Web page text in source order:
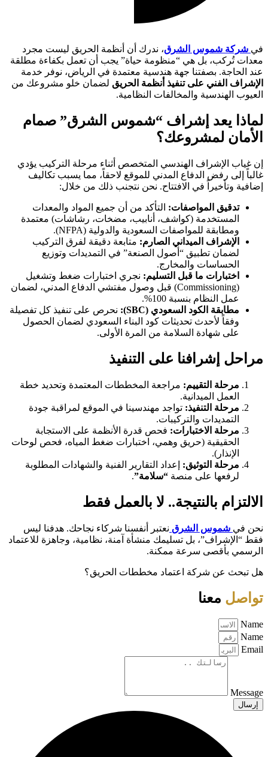
في شركة شموس الشرق، ندرك أن أنظمة الحريق ليست مجرد
معدات تُركب، بل هي “منظومة حياة” يجب أن تعمل بكفاءة مطلقة
عند الحاجة. بصفتنا جهة هندسية معتمدة في الرياض، نوفر خدمة
الإشراف الفني على تنفيذ أنظمة الحريق لضمان خلو مشروعك من
العيوب الهندسية والمخالفات النظامية.
لماذا يعد إشراف “شموس الشرق” صمام
الأمان لمشروعك؟
إن غياب الإشراف الهندسي المتخصص أثناء مرحلة التركيب يؤدي
غالباً إلى رفض الدفاع المدني للموقع لاحقاً، مما يسبب تكاليف
إضافية وتأخيراً في الافتتاح. نحن نتجنب ذلك من خلال:
تدقيق المواصفات: التأكد من أن جميع المواد والمعدات
المستخدمة (كواشف، أنابيب، مضخات، رشاشات) معتمدة
ومطابقة للمواصفات السعودية والدولية (NFPA).
الإشراف الميداني الصارم: متابعة دقيقة لفرق التركيب
لضمان تطبيق “أصول الصنعة” في التمديدات وتوزيع
الحساسات والمخارج.
اختبارات ما قبل التسليم: نجري اختبارات ضغط وتشغيل
(Commissioning) قبل وصول مفتشي الدفاع المدني، لضمان
عمل النظام بنسبة 100%.
مطابقة الكود السعودي (SBC):
نحرص على تنفيذ كل تفصيلة
وفقاً لأحدث تحديثات كود البناء السعودي لضمان الحصول
على شهادة السلامة من المرة الأولى.
مراحل إشرافنا على التنفيذ
مرحلة التقييم: مراجعة المخططات المعتمدة وتحديد خطة
العمل الميدانية.
مرحلة التنفيذ: تواجد مهندسينا في الموقع لمراقبة جودة
التمديدات والتركيبات.
مرحلة الاختبارات: فحص قدرة الأنظمة على الاستجابة
الحقيقية (حريق وهمي، اختبارات ضغط المياه، فحص لوحات
الإنذار).
مرحلة التوثيق: إعداد التقارير الفنية والشهادات المطلوبة
لرفعها على منصة “سلامة”.
الالتزام بالنتيجة.. لا بالعمل فقط
نحن في شموس الشرق نعتبر أنفسنا شركاء نجاحك. هدفنا ليس
فقط “الإشراف”، بل تسليمك منشأة آمنة، نظامية، وجاهزة للاعتماد
الرسمي بأقصى سرعة ممكنة.
هل تبحث عن شركة اعتماد مخططات الحريق؟
تواصل معنا
Name
Name
Email
Message
إرسال